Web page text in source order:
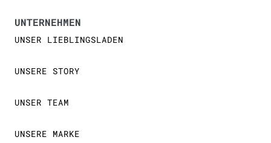
UNTERNEHMEN
UNSER LIEBLINGSLADEN
UNSERE STORY
UNSER TEAM
UNSERE MARKE